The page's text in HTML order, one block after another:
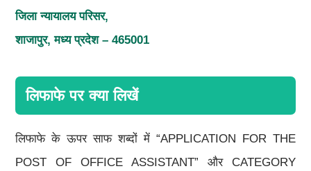
जिला न्यायालय परिसर,
शाजापुर, मध्य प्रदेश – 465001
लिफाफे पर क्या लिखें
लिफाफे के ऊपर साफ शब्दों में “APPLICATION FOR THE
POST OF OFFICE ASSISTANT” और CATEGORY